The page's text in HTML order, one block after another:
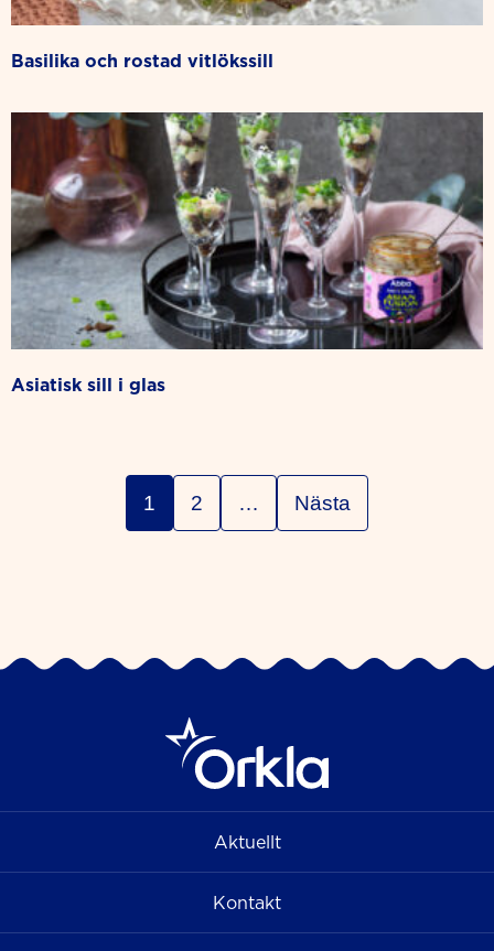
basilika och rostad vitlökssill
asiatisk sill i glas
1 2 … Nästa
Aktuellt
Kontakt